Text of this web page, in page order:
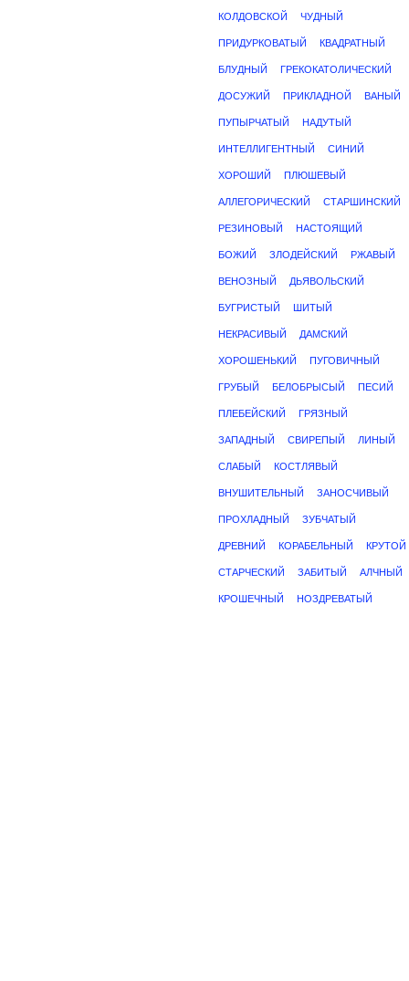
КОЛДОВСКОЙ ЧУДНЫЙ
ПРИДУРКОВАТЫЙ КВАДРАТНЫЙ
БЛУДНЫЙ ГРЕКОКАТОЛИЧЕСКИЙ
ДОСУЖИЙ ПРИКЛАДНОЙ ВАНЫЙ
ПУПЫРЧАТЫЙ НАДУТЫЙ
ИНТЕЛЛИГЕНТНЫЙ СИНИЙ
ХОРОШИЙ ПЛЮШЕВЫЙ
АЛЛЕГОРИЧЕСКИЙ СТАРШИНСКИЙ
РЕЗИНОВЫЙ НАСТОЯЩИЙ
БОЖИЙ ЗЛОДЕЙСКИЙ РЖАВЫЙ
ВЕНОЗНЫЙ ДЬЯВОЛЬСКИЙ
БУГРИСТЫЙ ШИТЫЙ
НЕКРАСИВЫЙ ДАМСКИЙ
ХОРОШЕНЬКИЙ ПУГОВИЧНЫЙ
ГРУБЫЙ БЕЛОБРЫСЫЙ ПЕСИЙ
ПЛЕБЕЙСКИЙ ГРЯЗНЫЙ
ЗАПАДНЫЙ СВИРЕПЫЙ ЛИНЫЙ
СЛАБЫЙ КОСТЛЯВЫЙ
ВНУШИТЕЛЬНЫЙ ЗАНОСЧИВЫЙ
ПРОХЛАДНЫЙ ЗУБЧАТЫЙ
ДРЕВНИЙ КОРАБЕЛЬНЫЙ КРУТОЙ
СТАРЧЕСКИЙ ЗАБИТЫЙ АЛЧНЫЙ
КРОШЕЧНЫЙ НОЗДРЕВАТЫЙ